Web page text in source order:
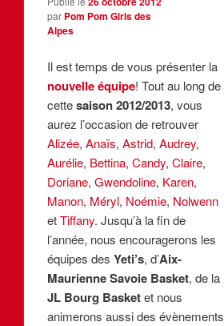
par Pom Pom Girls des
Alpes
Il est temps de vous présenter la
nouvelle équipe! Tout au long de
cettesaison 2012/2013, vous
aurez l’occasion de retrouver
Alizée,Anaïs,Astrid,Audrey,
Aurélie, Bettina,Candy,Claire,
Doriane,Gwendoline, Karen,
Manon, Méryl, Noémie, Nolwenn
etTiffany. Jusqu’à la fin de
l’année, nous encouragerons les
équipes desYeti’s, d’Aix-
Maurienne Savoie Basket, de la
JL Bourg Basketet nous
animerons aussi des évènements